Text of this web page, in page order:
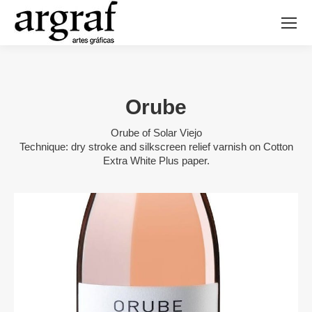
Orube
Orube of Solar Viejo
Technique: dry stroke and silkscreen relief varnish on Cotton
Extra White Plus paper.